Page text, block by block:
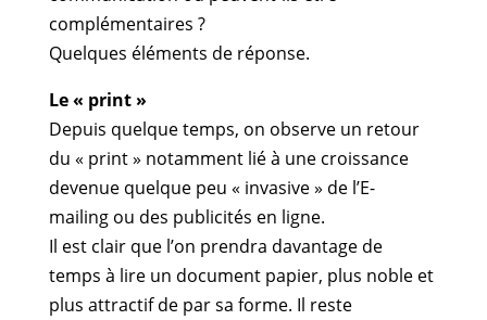
complémentaires ?
Quelques éléments de réponse.
Le « print »
Depuis quelque temps, on observe un retour
du « print » notamment lié à une croissance
devenue quelque peu « invasive » de l’E-
mailing ou des publicités en ligne.
Il est clair que l’on prendra davantage de
temps à lire un document papier, plus noble et
plus attractif de par sa forme. Il reste